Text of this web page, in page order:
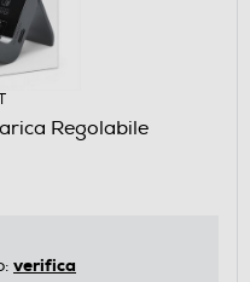
Regolabile
verifica